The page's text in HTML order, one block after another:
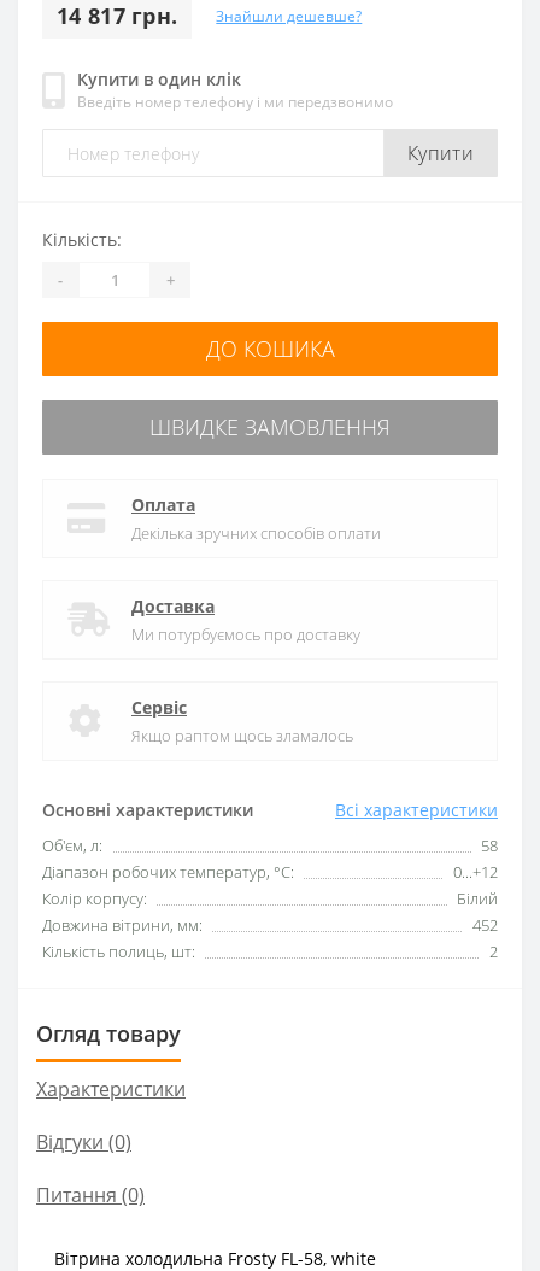
14 817 грн. Знайшли дешевше?
Купити в один клік
Введіть номер телефону і ми передзвонимо
Купити
Основні характеристики Всі характеристики
Об'єм, л:
58
Діапазон робочих температур, °C:
0...+12
Колір корпусу:
Білий
Довжина вітрини, мм:
452
Кількість полиць, шт:
2
Кількість:
- +
ДО КОШИКА
ШВИДКЕ ЗАМОВЛЕННЯ
Оплата
Декілька зручних способів оплати
Доставка
Ми потурбуємось про доставку
Сервіс
Якщо раптом щось зламалось
Огляд товару
Характеристики
Відгуки (0)
Питання (0)
Вітрина холодильна Frosty FL-58, white